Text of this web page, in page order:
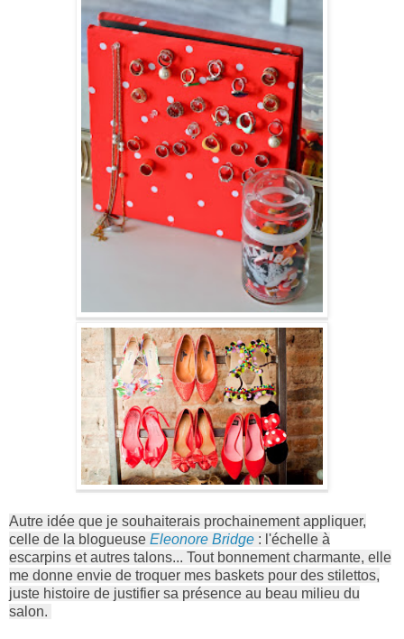
Autre idée que je souhaiterais prochainement appliquer,
celle de la blogueuse Eleonore Bridge : l'échelle à
escarpins et autres talons... Tout bonnement charmante, elle
me donne envie de troquer mes baskets pour des stilettos,
juste histoire de justifier sa présence au beau milieu du
salon.